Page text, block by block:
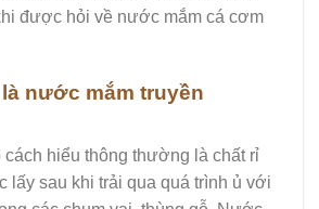
được hỏi về nước mắm cá cơm
nước mắm truyền
cách hiểu thông thường là chất rỉ
lấy sau khi trải qua quá trình ủ với